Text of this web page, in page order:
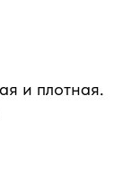
и плотная.